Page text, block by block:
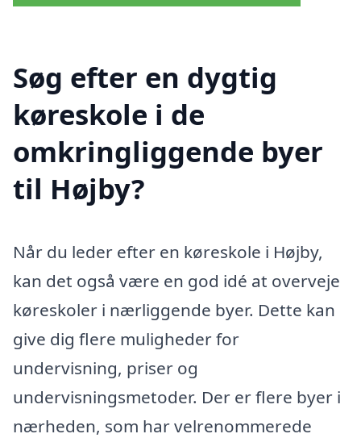
Søg efter en dygtig
køreskole i de
omkringliggende byer
til Højby?
Når du leder efter en køreskole i Højby,
kan det også være en god idé at overveje
køreskoler i nærliggende byer. Dette kan
give dig flere muligheder for
undervisning, priser og
undervisningsmetoder. Der er flere byer i
nærheden, som har velrenommerede